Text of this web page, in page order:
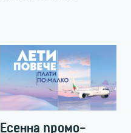
Есенна промо-